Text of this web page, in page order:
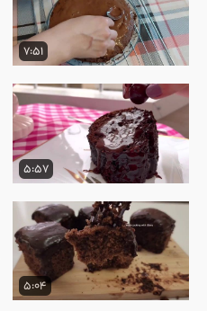
7:51
5:57
5:04